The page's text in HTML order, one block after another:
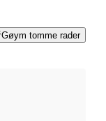
Gøym tomme rader